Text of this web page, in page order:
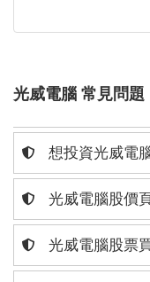
光威電腦 常見問題
想投資光威電
光威電腦股價
光威電腦股票